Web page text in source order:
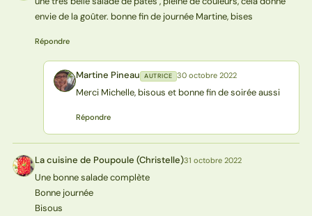
envie de la goûter. bonne fin de journée Martine, bises
Répondre
MP Martine Pineau AUTRICE 30 octobre 2022
Merci Michelle, bisous et bonne fin de soirée aussi
Répondre
L( La cuisine de Poupoule (Christelle)31 octobre 2022
Une bonne salade complète
Bonne journée
Bisous